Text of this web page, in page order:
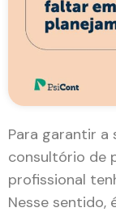
Para garantir a
consultório de
profissional
Nesse sentido,